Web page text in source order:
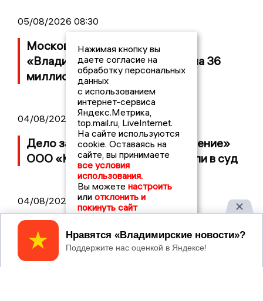
05/08/2026 08:30
Московский ЧОП подал иск к
«Владимирскому стандарту» на 36
миллионов рублей
04/08/2026 15:40
Дело застройщика ЖК «Поколение»
ООО «Капитал Строй» передали в суд
04/08/2026 11:36
Юлию Калистову официально
представили в должности прокурора
Владимирской области
Нажимая кнопку вы
даете согласие на
обработку персональных
данных
с использованием
интернет-сервиса
Яндекс.Метрика,
top.mail.ru, LiveInternet.
На сайте используются
cookie. Оставаясь на
сайте, вы принимаете
все условия
использования.
Вы можете настроить
или отклонить и
покинуть сайт
Принять